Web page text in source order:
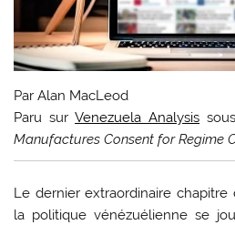
Par Alan MacLeod
Paru surVenezuela Analysis
Manufactures Consent for Regime
Le dernier extraordinaire
la politique vénézuélienne se